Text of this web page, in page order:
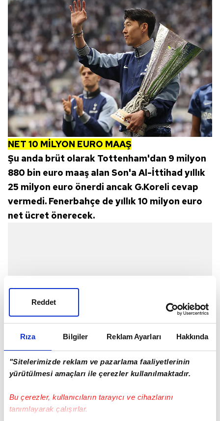
Rıza Bilgiler Reklam Ayarları Hakkında
"Sitelerimizde reklam ve pazarlama faaliyetlerinin
yürütülmesi amaçları ile çerezler kullanılmaktadır.
Bu çerezler, kullanıcıların tarayıcı ve cihazlarını
tanımlayarak çalışırlar.
Reddet
NET 10 MİLYON EURO MAAŞ
Şu anda brüt olarak Tottenham'dan 9 milyon
880 bin euro maaş alan Son'a Al-İttihad yıllık
25 milyon euro önerdi ancak G.Koreli cevap
vermedi. Fenerbahçe de yıllık 10 milyon euro
net ücret önerecek.